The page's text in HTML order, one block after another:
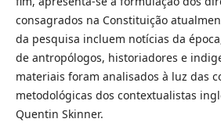
consagrados na Constituição
da pesquisa incluem notícias da
de antropólogos, historiadores e
materiais foram analisados à luz das
metodológicas dos contextualistas
Quentin Skinner.